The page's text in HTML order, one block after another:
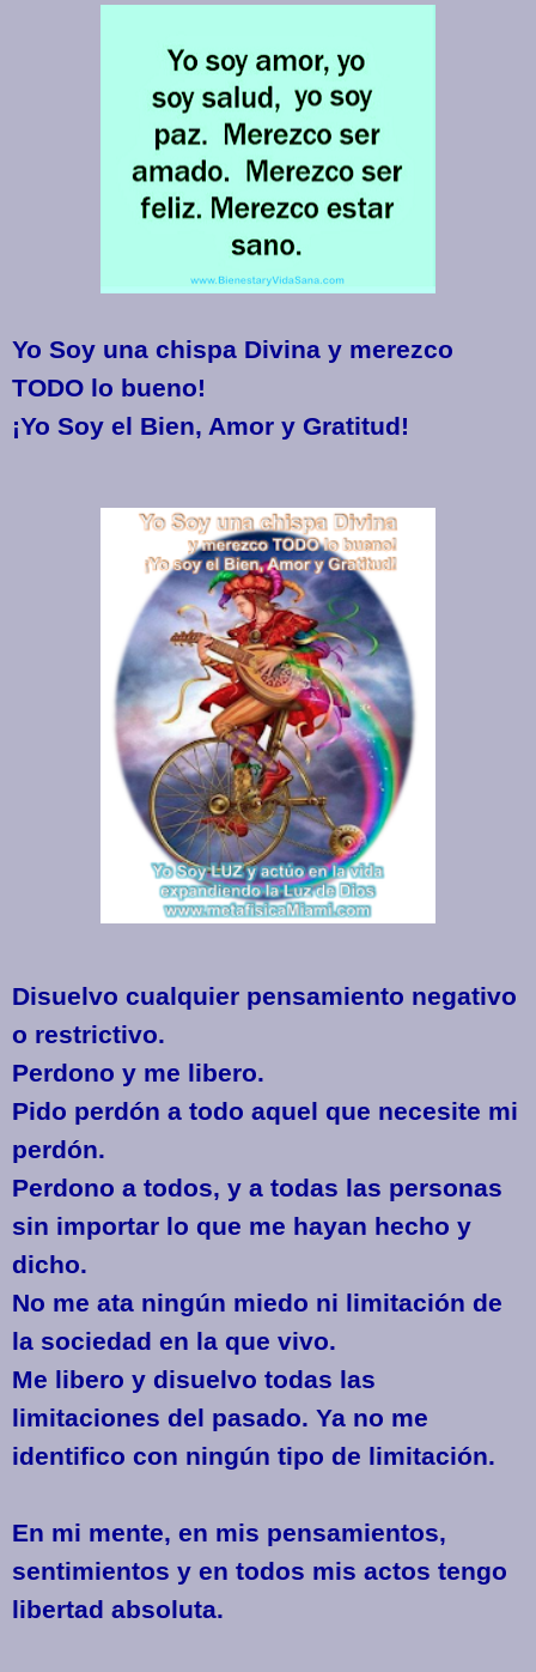
Yo Soy una chispa Divina y merezco
TODO lo bueno!
¡Yo Soy el Bien, Amor y Gratitud!
Disuelvo cualquier pensamiento negativo
o restrictivo.
Perdono y me libero.
Pido perdón a todo aquel que necesite mi
perdón.
Perdono a todos, y a todas las personas
sin importar lo que me hayan hecho y
dicho.
No me ata ningún miedo ni limitación de
la sociedad en la que vivo.
Me libero y disuelvo todas las
limitaciones del pasado. Ya no me
identifico con ningún tipo de limitación.
En mi mente, en mis pensamientos,
sentimientos y en todos mis actos tengo
libertad absoluta.